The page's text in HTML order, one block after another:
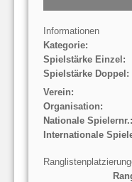
Informationen
Kategorie:
Spielstärke Einzel:
Spielstärke Doppel:
Verein:
Organisation:
Nationale Spielernr.:
Internationale